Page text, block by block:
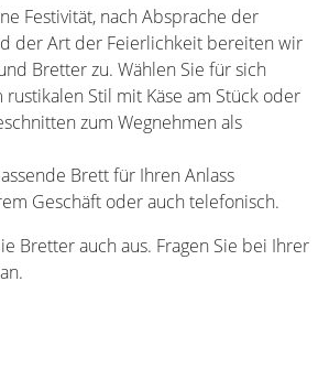
Festivität, nach Absprache der
der Art der Feierlichkeit bereiten wir
Bretter zu. Wählen Sie für sich
rustikalen Stil mit Käse am Stück oder
zum Wegnehmen als
Brett für Ihren Anlass
Geschäft oder auch telefonisch.
Bretter auch aus. Fragen Sie bei Ihrer